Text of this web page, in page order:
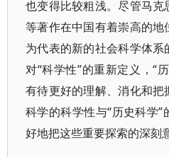
也变得比较粗浅。尽管马克
等著作在中国有着崇高的地
为代表的新的社会科学体系
对“科学性”的重新定义，“
有待更好的理解、消化和
科学的科学性与“历史科学
好地把这些重要探索的深刻